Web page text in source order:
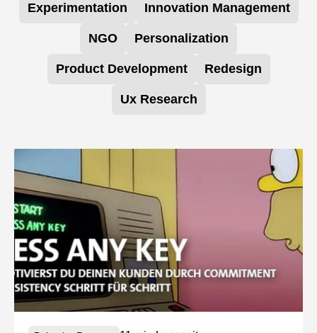
Experimentation Innovation Management
NGO Personalization
Product Development Redesign
Ux Research